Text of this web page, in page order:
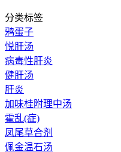
分类标签
鸦蛋子
悦肝汤
病毒性肝炎
健肝汤
肝炎
加味桂附理中汤
霍乱(症)
凤尾草合剂
佩金温石汤